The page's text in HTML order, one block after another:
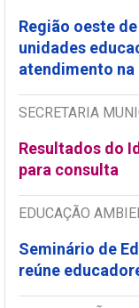
Região oeste
unidades
atendimento
SECRETARIA
Resultados do
para consulta
EDUCAÇÃO
Seminário de
reúne